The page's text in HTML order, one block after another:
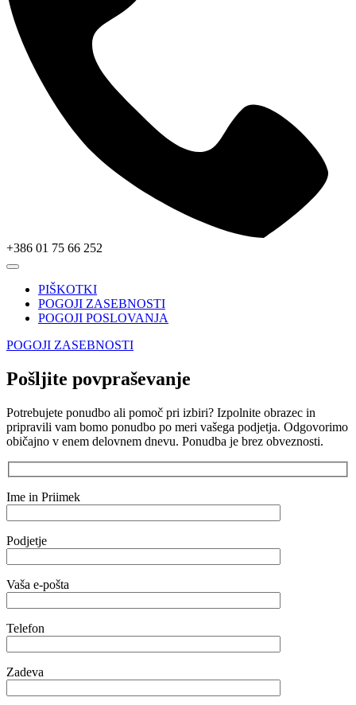
+386 01 75 66 252
PIŠKOTKI
POGOJI ZASEBNOSTI
POGOJI POSLOVANJA
POGOJI ZASEBNOSTI
Pošljite povpraševanje
Potrebujete ponudbo ali pomoč pri izbiri? Izpolnite obrazec in
pripravili vam bomo ponudbo po meri vašega podjetja. Odgovorimo
običajno v enem delovnem dnevu. Ponudba je brez obveznosti.
Ime in Priimek
Podjetje
Vaša e-pošta
Telefon
Zadeva